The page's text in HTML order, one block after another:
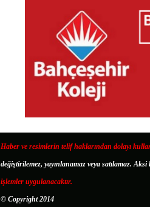
Haber ve resimlerin telif haklarından dolayı
değiştirilemez, yayınlanamaz veya satılamaz. Aksi
işlemler uygulanacaktır.
© Copyright 2014